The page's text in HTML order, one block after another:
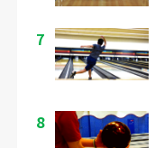
7
8